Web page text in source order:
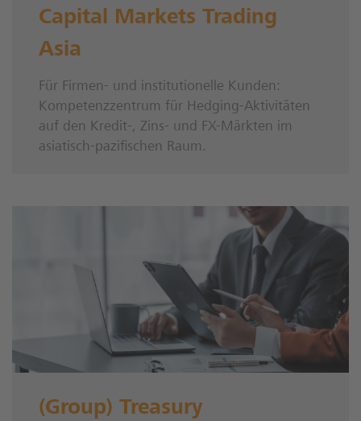
Capital Markets Trading
Asia
Für Firmen- und institutionelle Kunden:
Kompetenzzentrum für Hedging-Aktivitäten
auf den Kredit-, Zins- und FX-Märkten im
asiatisch-pazifischen Raum.
(Group) Treasury